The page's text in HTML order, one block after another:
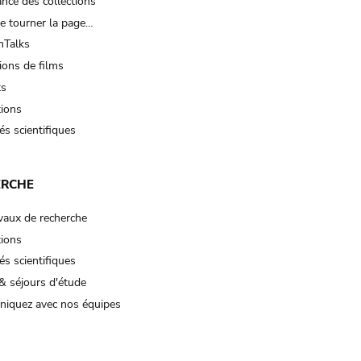
tourner la page…
de films
scientifiques
de recherche
scientifiques
séjours d'étude
avec nos équipes